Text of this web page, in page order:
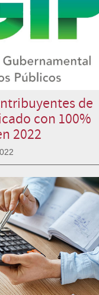
de
con 100%
2022